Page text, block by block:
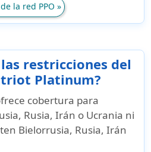
la red PPO »
las restricciones del
Platinum?
cobertura para
Rusia, Irán o Ucrania ni
Bielorrusia, Rusia, Irán